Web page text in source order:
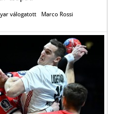
válogatott Marco Rossi